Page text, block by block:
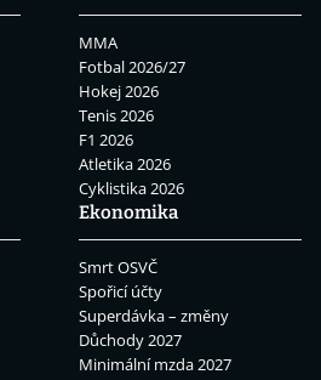
MMA
Fotbal 2026/27
Hokej 2026
Tenis 2026
F1 2026
Atletika 2026
Cyklistika 2026
Ekonomika
Smrt OSVČ
Spořicí účty
Superdávka – změny
Důchody 2027
Minimální mzda 2027